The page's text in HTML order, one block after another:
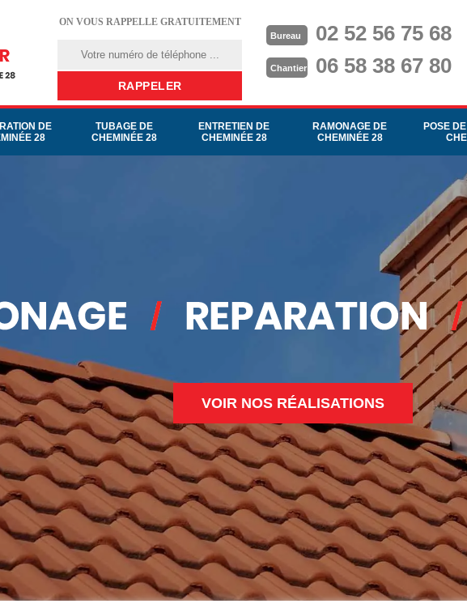
ON VOUS RAPPELLE GRATUITEMENT
Bureau 02 52 56 75 68
Chantier 06 58 38 67 80
DE
28
TUBAGE DE
CHEMINÉE 28
ENTRETIEN DE
CHEMINÉE 28
RAMONAGE DE
CHEMINÉE 28
POSE
VOIR NOS RÉALISATIONS